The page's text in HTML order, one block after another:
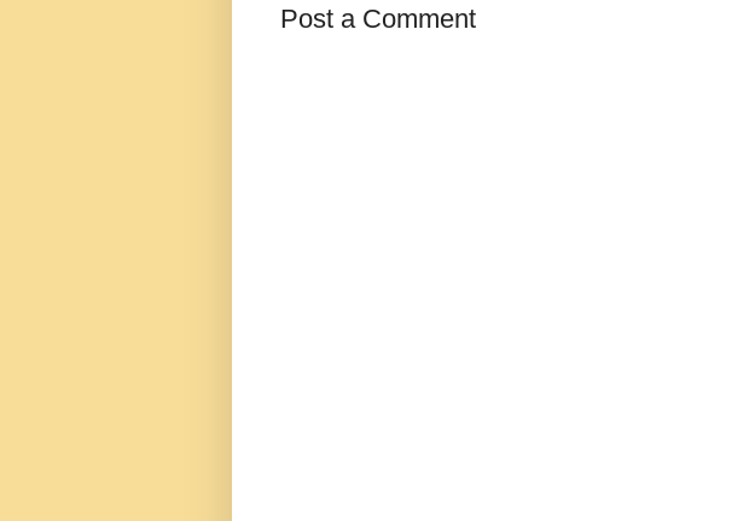
Post a Comment